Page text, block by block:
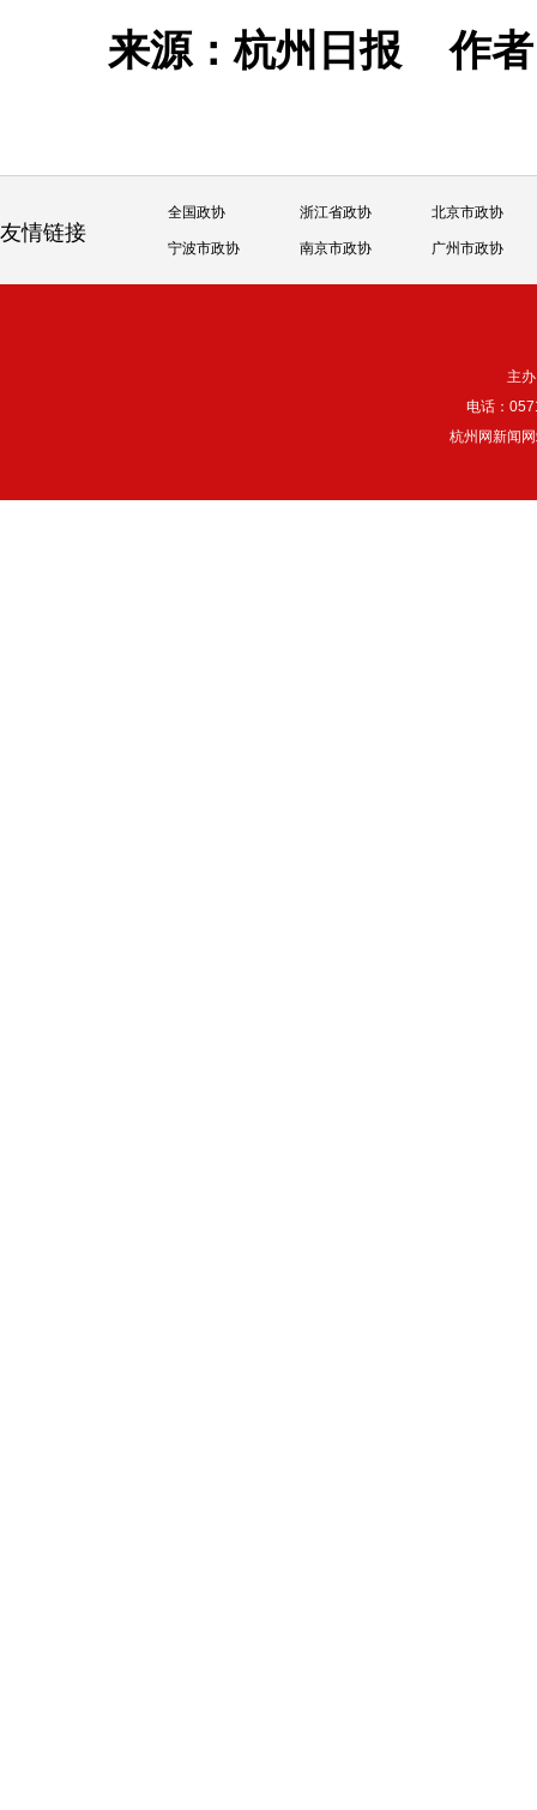
来源：杭州日报作
友情链接
全国政协 浙江省政协 北京市政协
宁波市政协 南京市政协 广州市政协
主
电话：
杭州网新闻